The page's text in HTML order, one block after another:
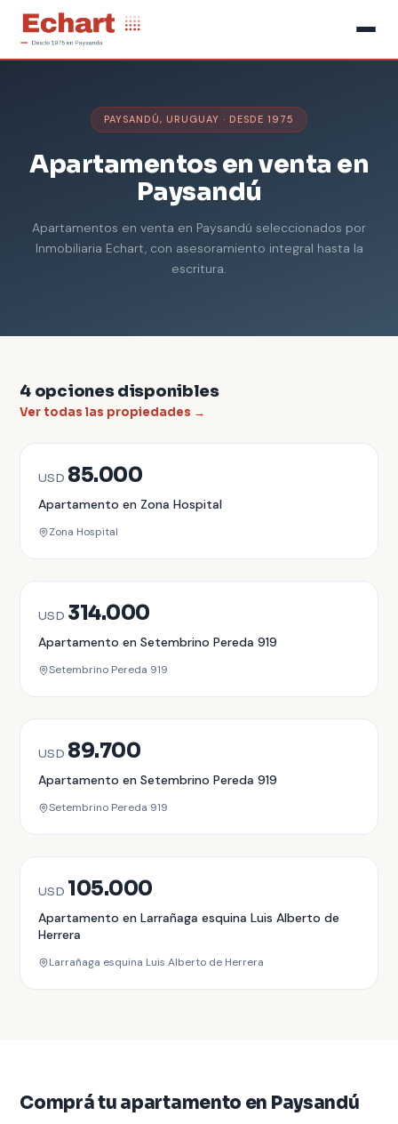
PAYSANDÚ, URUGUAY · DESDE 1975
Apartamentos en venta en
Paysandú
Apartamentos en venta en Paysandú seleccionados por
Inmobiliaria Echart, con asesoramiento integral hasta la
escritura.
4 opciones disponibles
Ver todas las propiedades →
VENTA
USD 85.000
Apartamento en Zona Hospital
Zona Hospital
VENTA
USD 314.000
Apartamento en Setembrino Pereda 919
Setembrino Pereda 919
VENTA
USD 89.700
Apartamento en Setembrino Pereda 919
Setembrino Pereda 919
VENTA
USD 105.000
Apartamento en Larrañaga esquina Luis Alberto de
Herrera
Larrañaga esquina Luis Alberto de Herrera
Comprá tu apartamento en Paysandú